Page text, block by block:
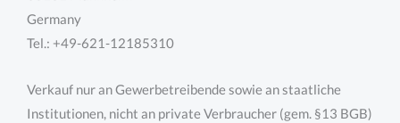
Germany
Tel.: +49-621-12185310
Verkauf nur an Gewerbetreibende sowie an staatliche
Institutionen, nicht an private Verbraucher (gem. §13 BGB)